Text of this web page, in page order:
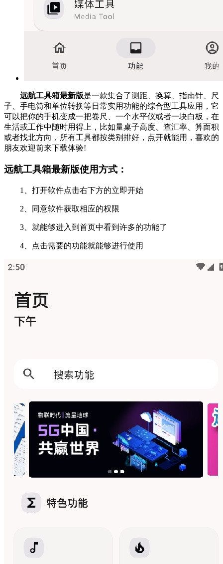
远航工具箱最新版是一款集合了测距、换算、指南针、尺
子、手电筒和单位转换等日常实用功能的综合型工具应用，它
可以把你的手机变成一把卷尺、一个水平仪或者一块白板，在
生活或工作中随时用得上，比如量桌子高度、查汇率、算面积
或者找北方向，所有工具都按类别排好，点开就能用，喜欢的
朋友欢迎前来下载体验!
远航工具箱最新版使用方式：
1、打开软件点击右下方的立即开始
2、同意软件获取相应的权限
3、就能够进入到首页中看到许多的功能了
4、点击需要的功能就能够进行使用